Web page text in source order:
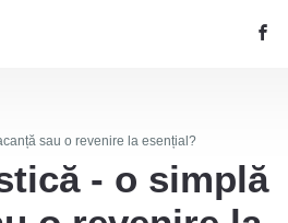
sau o revenire la esențial?
- o simplă